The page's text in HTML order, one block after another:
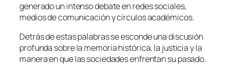
generado un intenso debate en redes sociales,
medios de comunicación y círculos académicos.
Detrás de estas palabras se esconde una discusión
profunda sobre la memoria histórica, la justicia y la
manera en que las sociedades enfrentan su pasado.